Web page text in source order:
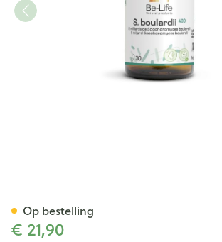
€ 21,90
Op bestelling